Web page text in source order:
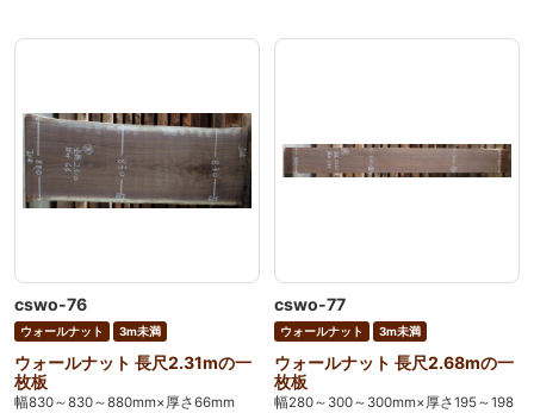
cswo-76
ウォールナット 3m未満
ウォールナット 長尺2.31mの一
枚板
幅830～830～880mm×厚さ66mm
cswo-77
ウォールナット 3m未満
ウォールナット 長尺2.68mの一
枚板
幅280～300～300mm×厚さ195～198